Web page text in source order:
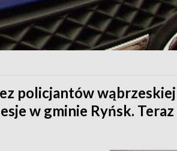
policjantów
w gminie Ryńsk.